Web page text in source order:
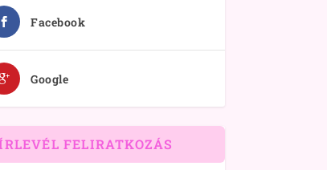
Facebook
Google
FELIRATKOZÁS